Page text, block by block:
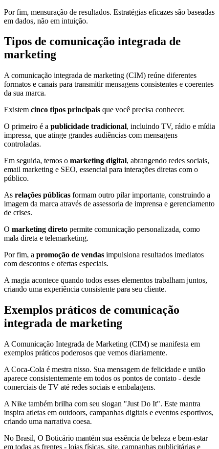
Por fim, mensuração de resultados. Estratégias eficazes são baseadas
em dados, não em intuição.
Tipos de comunicação integrada de
marketing
A comunicação integrada de marketing (CIM) reúne diferentes
formatos e canais para transmitir mensagens consistentes e coerentes
da sua marca.
Existem cinco tipos principais que você precisa conhecer.
O primeiro é a publicidade tradicional, incluindo TV, rádio e mídia
impressa, que atinge grandes audiências com mensagens
controladas.
Em seguida, temos o marketing digital, abrangendo redes sociais,
email marketing e SEO, essencial para interações diretas com o
público.
As relações públicas formam outro pilar importante, construindo a
imagem da marca através de assessoria de imprensa e gerenciamento
de crises.
O marketing direto permite comunicação personalizada, como
mala direta e telemarketing.
Por fim, a promoção de vendas impulsiona resultados imediatos
com descontos e ofertas especiais.
A magia acontece quando todos esses elementos trabalham juntos,
criando uma experiência consistente para seu cliente.
Exemplos práticos de comunicação
integrada de marketing
A Comunicação Integrada de Marketing (CIM) se manifesta em
exemplos práticos poderosos que vemos diariamente.
A Coca-Cola é mestra nisso. Sua mensagem de felicidade e união
aparece consistentemente em todos os pontos de contato - desde
comerciais de TV até redes sociais e embalagens.
A Nike também brilha com seu slogan "Just Do It". Este mantra
inspira atletas em outdoors, campanhas digitais e eventos esportivos,
criando uma narrativa coesa.
No Brasil, O Boticário mantém sua essência de beleza e bem-estar
em todas as frentes - lojas físicas, site, campanhas publicitárias e